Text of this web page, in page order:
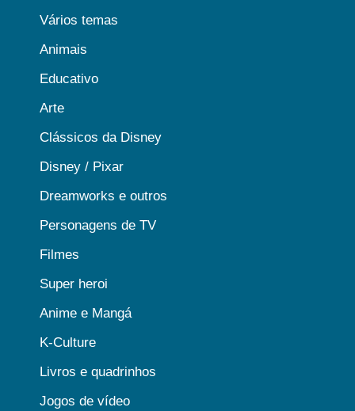
Vários temas
Animais
Educativo
Arte
Clássicos da Disney
Disney / Pixar
Dreamworks e outros
Personagens de TV
Filmes
Super heroi
Anime e Mangá
K-Culture
Livros e quadrinhos
Jogos de vídeo